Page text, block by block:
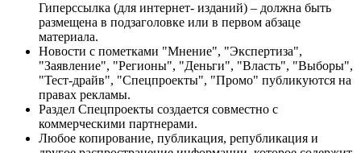
Гиперссылка (для интернет- изданий) – должна быть
размещена в подзаголовке или в первом абзаце
материала.
Новости с пометками "Мнение", "Экспертиза",
"Заявление", "Регионы", "Деньги", "Власть", "Выборы",
"Тест-драйв", "Спецпроекты", "Промо" публикуются на
правах рекламы.
Раздел Спецпроекты создается совместно с
коммерческими партнерами.
Любое копирование, публикация, републикация и